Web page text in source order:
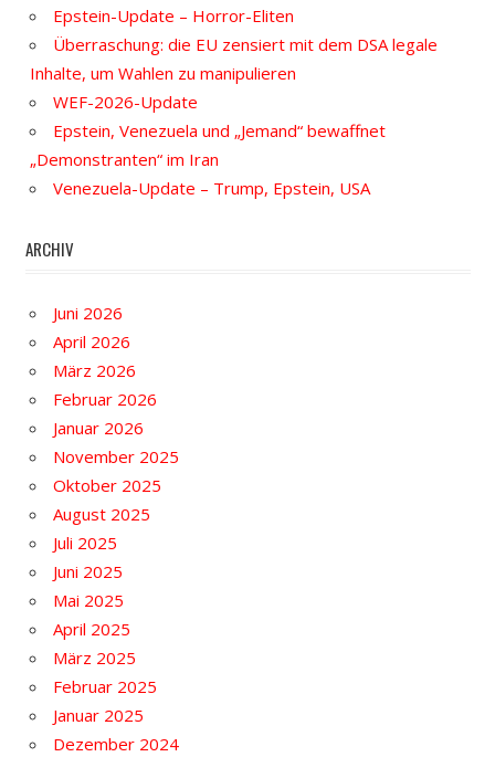
Epstein-Update – Horror-Eliten
Überraschung: die EU zensiert mit dem DSA legale
Inhalte, um Wahlen zu manipulieren
WEF-2026-Update
Epstein, Venezuela und „Jemand“ bewaffnet
„Demonstranten“ im Iran
Venezuela-Update – Trump, Epstein, USA
ARCHIV
Juni 2026
April 2026
März 2026
Februar 2026
Januar 2026
November 2025
Oktober 2025
August 2025
Juli 2025
Juni 2025
Mai 2025
April 2025
März 2025
Februar 2025
Januar 2025
Dezember 2024